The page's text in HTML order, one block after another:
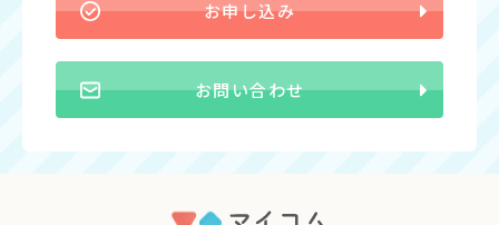
お申し込み
お問い合わせ